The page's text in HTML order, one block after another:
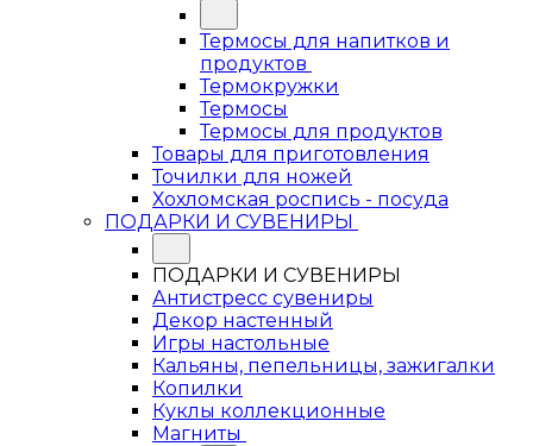
Термосы для напитков и
продуктов
Термокружки
Термосы
Термосы для продуктов
Товары для приготовления
Точилки для ножей
Хохломская роспись - посуда
ПОДАРКИ И СУВЕНИРЫ
ПОДАРКИ И СУВЕНИРЫ
Антистресс сувениры
Декор настенный
Игры настольные
Кальяны, пепельницы, зажигалки
Копилки
Куклы коллекционные
Магниты